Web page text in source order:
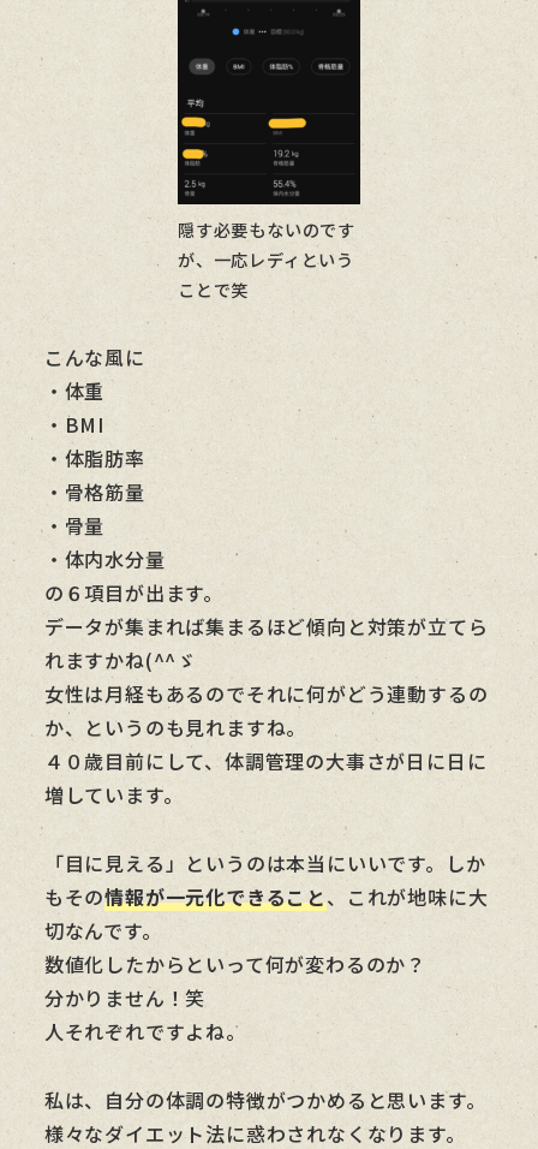
隠す必要もないのです
が、一応レディという
ことで笑
こんな風に
・体重
・BMI
・体脂肪率
・骨格筋量
・骨量
・体内水分量
の６項目が出ます。
データが集まれば集まるほど傾向と対策が立てら
れますかね(^^ゞ
女性は月経もあるのでそれに何がどう連動するの
か、というのも見れますね。
４０歳目前にして、体調管理の大事さが日に日に
増しています。
「目に見える」というのは本当にいいです。しか
もその情報が一元化できること、これが地味に大
切なんです。
数値化したからといって何が変わるのか？
分かりません！笑
人それぞれですよね。
私は、自分の体調の特徴がつかめると思います。
様々なダイエット法に惑わされなくなります。